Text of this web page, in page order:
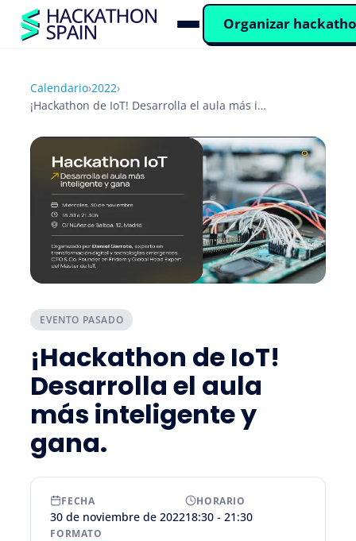
Organizar
Calendario›2022›
¡Hackathon de IoT! Desarrolla el aula más inteligente y gana.
EVENTO PASADO
¡Hackathon de IoT!
Desarrolla el aula
más inteligente y
gana.
FECHA
30 de noviembre de 2022
HORARIO
18:30 - 21:30
FORMATO